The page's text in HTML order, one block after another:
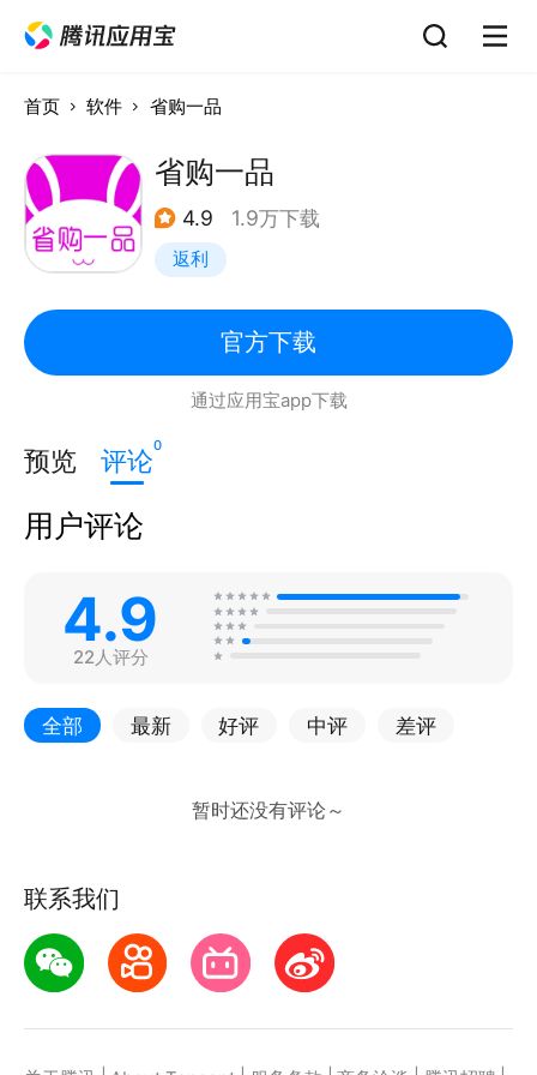
首页 软件 省购一品
省购一品
4.9 1.9万下载
返利
官方下载
通过应用宝app下载
预览 评论0
用户评论
4.9
22人评分
全部 最新 好评 中评 差评
联系我们